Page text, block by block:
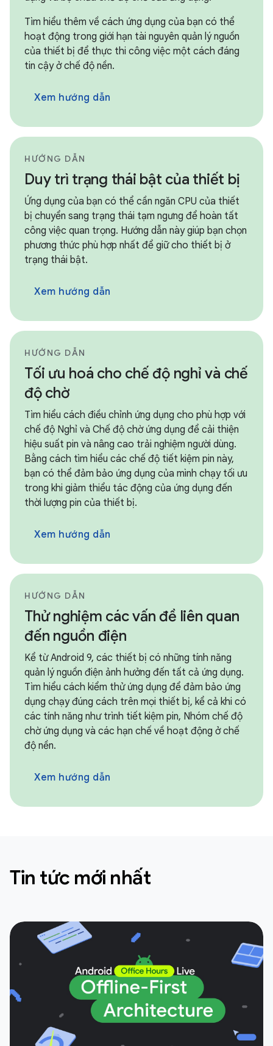
Tìm hiểu thêm về cách ứng dụng của bạn có thể
hoạt động trong giới hạn tài nguyên quản lý nguồn
của thiết bị để thực thi công việc một cách đáng
tin cậy ở chế độ nền.
Xem hướng dẫn
HƯỚNG DẪN
Duy trì trạng thái bật của thiết bị
Ứng dụng của bạn có thể cần ngăn CPU của thiết
bị chuyển sang trạng thái tạm ngưng để hoàn tất
công việc quan trọng. Hướng dẫn này giúp bạn chọn
phương thức phù hợp nhất để giữ cho thiết bị ở
trạng thái bật.
Xem hướng dẫn
HƯỚNG DẪN
Tối ưu hoá cho chế độ nghỉ và chế
độ chờ
Tìm hiểu cách điều chỉnh ứng dụng cho phù hợp với
chế độ Nghỉ và Chế độ chờ ứng dụng để cải thiện
hiệu suất pin và nâng cao trải nghiệm người dùng.
Bằng cách tìm hiểu các chế độ tiết kiệm pin này,
bạn có thể đảm bảo ứng dụng của mình chạy tối ưu
trong khi giảm thiểu tác động của ứng dụng đến
thời lượng pin của thiết bị.
Xem hướng dẫn
HƯỚNG DẪN
Thử nghiệm các vấn đề liên quan
đến nguồn điện
Kể từ Android 9, các thiết bị có những tính năng
quản lý nguồn điện ảnh hưởng đến tất cả ứng dụng.
Tìm hiểu cách kiểm thử ứng dụng để đảm bảo ứng
dụng chạy đúng cách trên mọi thiết bị, kể cả khi có
các tính năng như trình tiết kiệm pin, Nhóm chế độ
chờ ứng dụng và các hạn chế về hoạt động ở chế
độ nền.
Xem hướng dẫn
Tin tức mới nhất